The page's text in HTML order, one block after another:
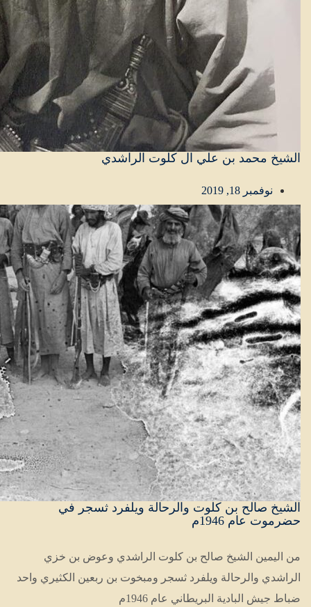
الشيخ محمد بن علي ال كلوت الراشدي
نوفمبر 18, 2019
الشيخ صالح بن كلوت والرحالة ويلفرد ثسجر في
حضرموت عام 1946م
من اليمين الشيخ صالح بن كلوت الراشدي وعوض بن خزي
الراشدي والرحالة ويلفرد ثسجر ومبخوت بن ربعين الكثيري واحد
ضباط جيش البادية البريطاني عام 1946م